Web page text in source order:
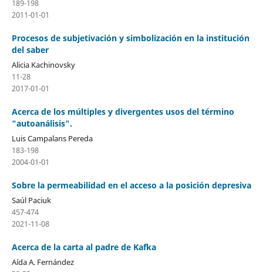
189-198
2011-01-01
Procesos de subjetivación y simbolización en la institución
del saber
Alicia Kachinovsky
11-28
2017-01-01
Acerca de los múltiples y divergentes usos del término
"autoanálisis".
Luis Campalans Pereda
183-198
2004-01-01
Sobre la permeabilidad en el acceso a la posición depresiva
Saúl Paciuk
457-474
2021-11-08
Acerca de la carta al padre de Kafka
Aída A. Fernández